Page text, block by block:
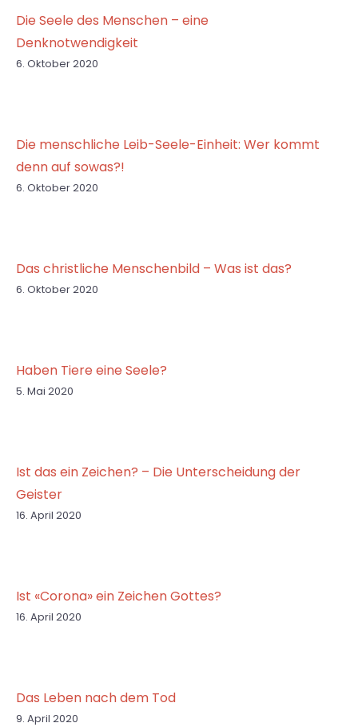
Die Seele des Menschen – eine
Denknotwendigkeit
6. Oktober 2020
Die menschliche Leib-Seele-Einheit: Wer kommt
denn auf sowas?!
6. Oktober 2020
Das christliche Menschenbild – Was ist das?
6. Oktober 2020
Haben Tiere eine Seele?
5. Mai 2020
Ist das ein Zeichen? – Die Unterscheidung der
Geister
16. April 2020
Ist «Corona» ein Zeichen Gottes?
16. April 2020
Das Leben nach dem Tod
9. April 2020